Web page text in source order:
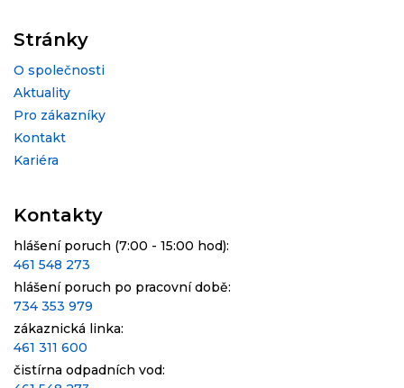
Stránky
O společnosti
Aktuality
Pro zákazníky
Kontakt
Kariéra
Kontakty
hlášení poruch (7:00 - 15:00 hod):
461 548 273
hlášení poruch po pracovní době:
734 353 979
zákaznická linka:
461 311 600
čistírna odpadních vod: